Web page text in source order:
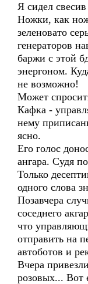
Я сидел
Ножки, как
зеленовато
генераторов
баржи с этой
энергоном.
не возможно!
Может
Кафка -
нему
ясно.
Его голос
ангара. Судя
Только
одного слова
Позавчера
соседнего
что
отправить на
автоботов и
Вчера
розовых... Вот